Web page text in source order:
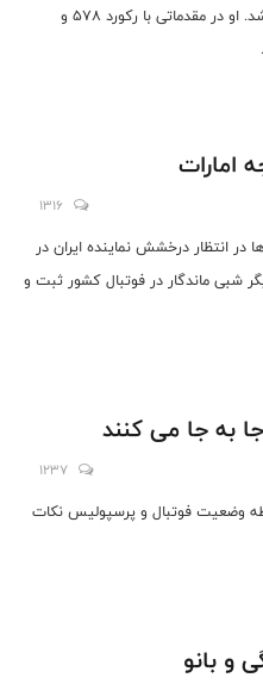
فینال تپانچه ۲۵ متر رقابت کرد و چهارم شد. او در مقدماتی با رکورد ۵۷۸ و
امارات
1316
در انتظار درخشش نماینده ایران در
شبی ماندگار در فوتبال کشور ثبت و
به جا می کنند
1237
وضعیت فوتبال و پرسپولیس نکات
و بانو